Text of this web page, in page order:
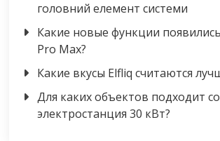
головний елемент системи
Какие новые функции
Pro Max?
Какие вкусы Elfliq считаются
Для каких объектов подходит
электростанция 30 кВт?